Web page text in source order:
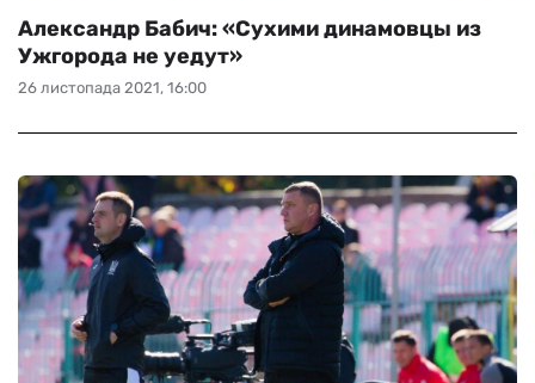
26 листопада 2021, 16:00
Александр Бабич: «Сухими динамовцы из
Ужгорода не уедут»